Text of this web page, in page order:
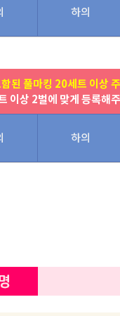
하의
된 풀마킹 20세트 이상
이상 2벌에 맞게 등록해
하의